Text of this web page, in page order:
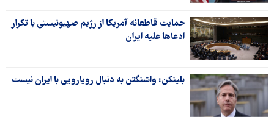
حمایت قاطعانه آمریکا از رژیم صهیونیستی با تکرار
ادعاها علیه ایران
بلینکن: واشنگتن به دنبال رویارویی با ایران نیست